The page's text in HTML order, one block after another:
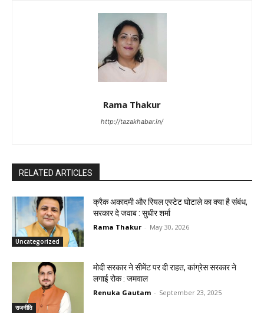
Rama Thakur
http://tazakhabar.in/
RELATED ARTICLES
Uncategorized
क्रैक अकादमी और रियल एस्टेट घोटाले का क्या है संबंध,
सरकार दे जवाब : सुधीर शर्मा
Rama Thakur - May 30, 2026
राजनीति
मोदी सरकार ने सीमेंट पर दी राहत, कांग्रेस सरकार ने
लगाई रोक : जमवाल
Renuka Gautam - September 23, 2025